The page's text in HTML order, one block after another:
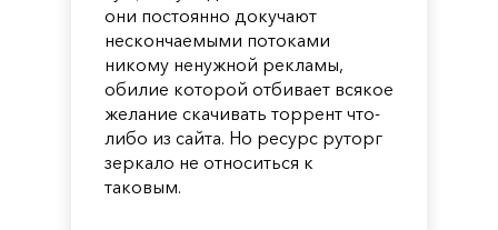
они постоянно докучают
нескончаемыми потоками
никому ненужной рекламы,
обилие которой отбивает всякое
желание скачивать торрент что-
либо из сайта. Но ресурс руторг
зеркало не относиться к
таковым.